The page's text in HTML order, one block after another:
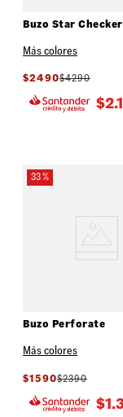
Buzo Star
Más colores
$2490$4290
$
33 %
Buzo Perforate
Más colores
$1590$2390
$